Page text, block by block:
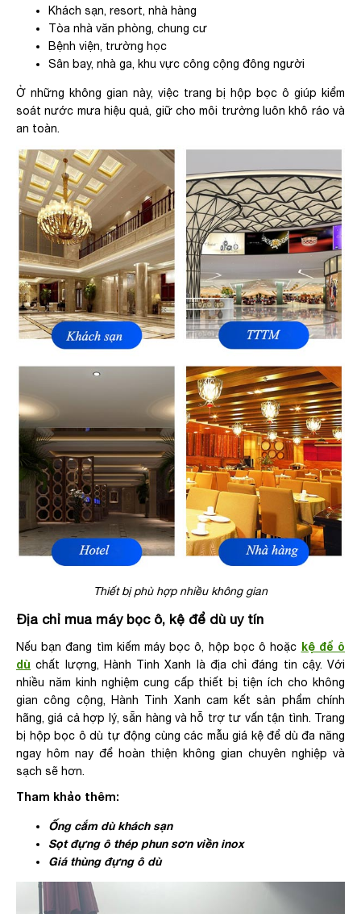
Khách sạn, resort, nhà hàng
Tòa nhà văn phòng, chung cư
Bệnh viện, trường học
Sân bay, nhà ga, khu vực công cộng đông người
Ở những không gian này, việc trang bị hộp bọc ô giúp kiểm
soát nước mưa hiệu quả, giữ cho môi trường luôn khô ráo và
an toàn.
Thiết bị phù hợp nhiều không gian
Địa chỉ mua máy bọc ô, kệ để dù uy tín
Nếu bạn đang tìm kiếm máy bọc ô, hộp bọc ô hoặc kệ để ô
dù chất lượng, Hành Tinh Xanh là địa chỉ đáng tin cậy. Với
nhiều năm kinh nghiệm cung cấp thiết bị tiện ích cho không
gian công cộng, Hành Tinh Xanh cam kết sản phẩm chính
hãng, giá cả hợp lý, sẵn hàng và hỗ trợ tư vấn tận tình. Trang
bị hộp bọc ô dù tự động cùng các mẫu giá kệ để dù đa năng
ngay hôm nay để hoàn thiện không gian chuyên nghiệp và
sạch sẽ hơn.
Tham khảo thêm:
Ống cắm dù khách sạn
Sọt đựng ô thép phun sơn viền inox
Giá thùng đựng ô dù